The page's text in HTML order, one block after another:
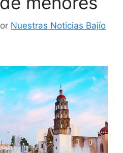
Nuestras Noticias Bajío